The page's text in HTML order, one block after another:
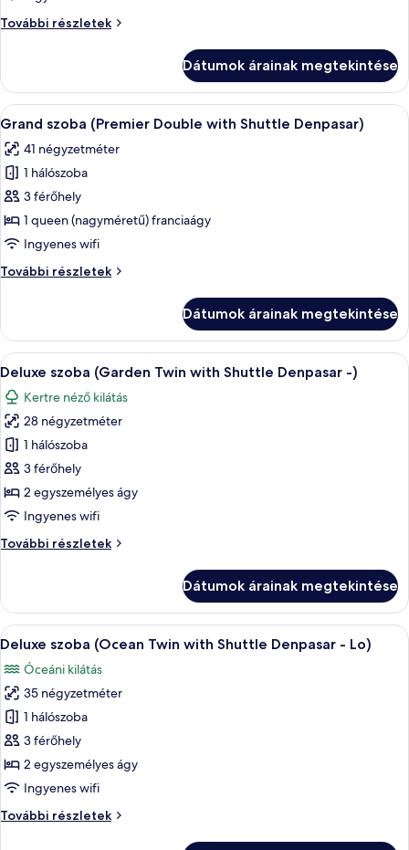
(Double
Denpasar
-
Lovina)
További részletek
Premier
Shuttle
Denpasar
-
további
részletei
Dátumok árainak megtekintése
A
következő
szoba
összes
képének
megtekintése:
Grand
(Premier
Shuttle
Denpasar)
Egy modern szállodai szoba,
7
Grand szoba (Premier Double with Shuttle Denpasar)
41 négyzetméter
1 hálószoba
3 férőhely
1 queen (nagyméretű) franciaágy
Ingyenes wifi
További részletek
Grand
with
Shuttle
Denpasar)
további
részletei
Dátumok árainak megtekintése
A
következő
szoba
összes
képének
megtekintése:
Deluxe
szoba
(Garden
Twin
Denpasar
-)
Egy szállodai szoba két ággyal,
8
Deluxe szoba (Garden Twin with Shuttle Denpasar -)
Kertre néző kilátás
28 négyzetméter
1 hálószoba
3 férőhely
2 egyszemélyes ágy
Ingyenes wifi
További részletek
Deluxe
with
Shuttle
Denpasar
további
részletei
Dátumok árainak megtekintése
A
következő
szoba
összes
képének
megtekintése:
Deluxe
szoba
(Ocean
Twin
Egy szállodai szoba két ággyal,
7
Deluxe szoba (Ocean Twin with Shuttle Denpasar - Lo)
Óceáni kilátás
35 négyzetméter
1 hálószoba
3 férőhely
2 egyszemélyes ágy
Ingyenes wifi
További részletek
Deluxe